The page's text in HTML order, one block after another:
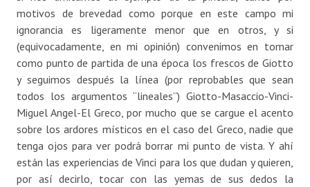
motivos de brevedad como porque en este campo mi
ignorancia es ligeramente menor que en otros, y si
(equivocadamente, en mi opinión) convenimos en tomar
como punto de partida de una época los frescos de Giotto
y seguimos después la línea (por reprobables que sean
todos los argumentos “lineales”) Giotto-Masaccio-Vinci-
Miguel Angel-El Greco, por mucho que se cargue el acento
sobre los ardores místicos en el caso del Greco, nadie que
tenga ojos para ver podrá borrar mi punto de vista. Y ahí
están las experiencias de Vinci para los que dudan y quieren,
por así decirlo, tocar con las yemas de sus dedos la